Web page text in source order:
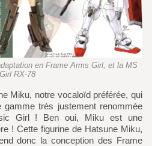
en Frame Arms Girl, et la MS
Girl RX-78
très justement renommée
Girl ! Ben oui, Miku est une
! Cette figurine de Hatsune Miku,
donc la conception des Frame